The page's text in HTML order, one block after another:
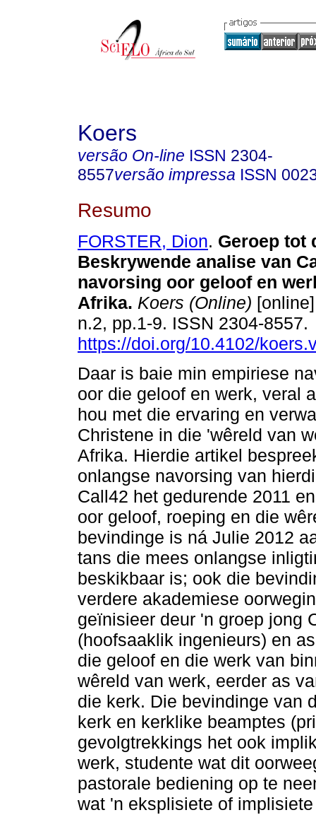
Koers
versão On-line ISSN 2304-
8557versão impressa ISSN
Resumo
FORSTER, Dion. Geroep tot
Beskrywende analise van
navorsing oor geloof en
Afrika. Koers (Online)
n.2, pp.1-9. ISSN 2304-8557.
https://doi.org/10.4102/
Daar is baie min empiriese
oor die geloof en werk, veral
hou met die ervaring en
Christene in die 'wêreld van
Afrika. Hierdie artikel
onlangse navorsing van
Call42 het gedurende 2011
oor geloof, roeping en die
bevindinge is ná Julie 2012
tans die mees onlangse
beskikbaar is; ook die
verdere akademiese
geïnisieer deur 'n groep jong
(hoofsaaklik ingenieurs) en
die geloof en die werk van
wêreld van werk, eerder as
die kerk. Die bevindinge van
kerk en kerklike beamptes
gevolgtrekkings het ook
werk, studente wat dit
pastorale bediening op te
wat 'n eksplisiete of